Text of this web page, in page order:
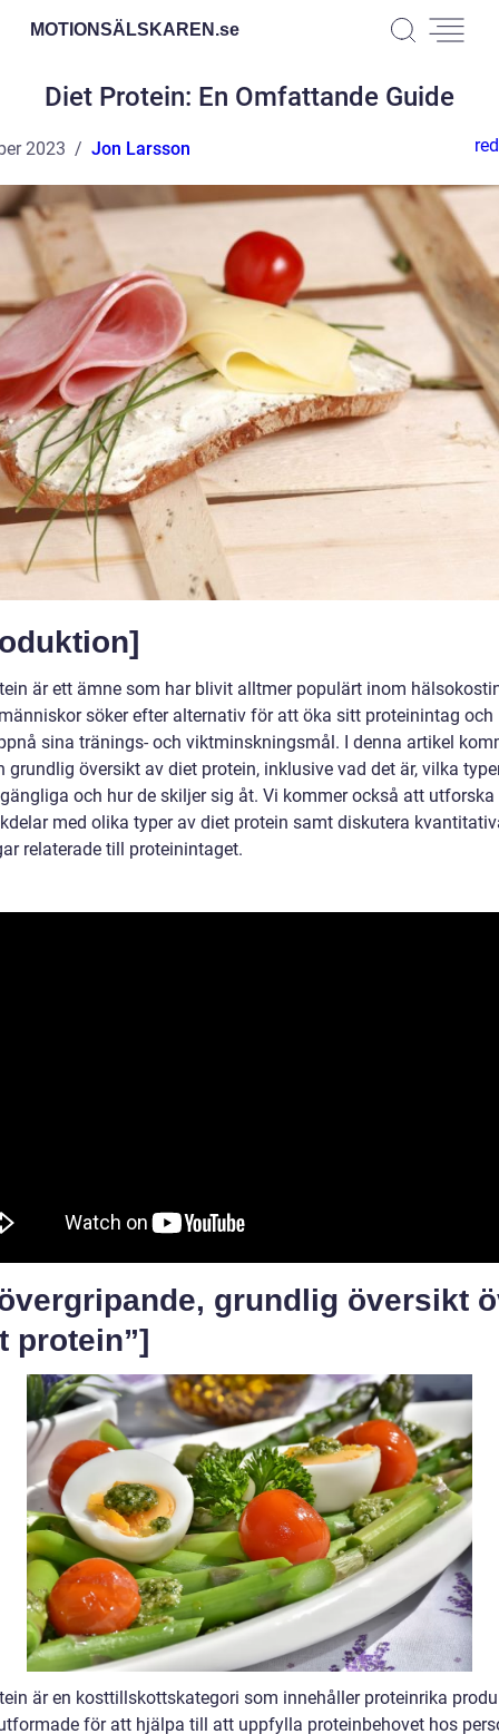
MOTIONSÄLSKAREN.se
Diet Protein: En Omfattande Guide
2023 Jon Larsson
är ett ämne som har blivit alltmer populärt inom
söker efter alternativ för att öka sitt proteinintag och
sina tränings- och viktminskningsmål. I denna artikel
grundlig översikt av diet protein, inklusive vad det är, vilka
och hur de skiljer sig åt. Vi kommer också att
med olika typer av diet protein samt diskutera
relaterade till proteinintaget.
grundlig översikt
protein”]
är en kosttillskottskategori som innehåller proteinrika
för att hjälpa till att uppfylla proteinbehovet hos